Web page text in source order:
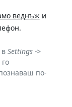
веднъж и
Settings ->
по-